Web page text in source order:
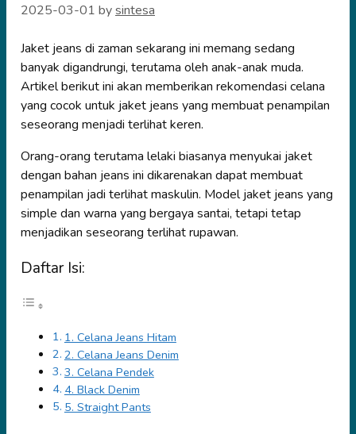
2025-03-01 bysintesa
Jaket jeans di zaman sekarang ini memang sedang
banyak digandrungi, terutama oleh anak-anak muda.
Artikel berikut ini akan memberikan rekomendasi celana
yang cocok untuk jaket jeans yang membuat penampilan
seseorang menjadi terlihat keren.
Orang-orang terutama lelaki biasanya menyukai jaket
dengan bahan jeans ini dikarenakan dapat membuat
penampilan jadi terlihat maskulin. Model jaket jeans yang
simple dan warna yang bergaya santai, tetapi tetap
menjadikan seseorang terlihat rupawan.
Daftar Isi:
1. Celana Jeans Hitam
2. Celana Jeans Denim
3. Celana Pendek
4. Black Denim
5. Straight Pants